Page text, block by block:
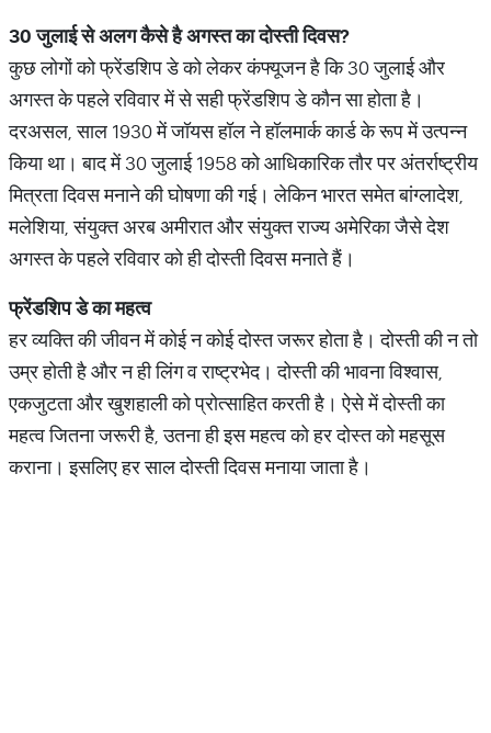
30जुलाई से अलग कैसे है अगस्त का दोस्ती दिवस?
कुछ लोगों को फ्रेंडशिप डे को लेकर कंफ्यूजन है कि 30 जुलाई और
अगस्त के पहले रविवार में से सही फ्रेंडशिप डे कौन सा होता है।
दरअसल, साल 1930 में जॉयस हॉल ने हॉलमार्क कार्ड के रूप में उत्पन्न
किया था। बाद में 30 जुलाई 1958 को आधिकारिक तौर पर अंतर्राष्ट्रीय
मित्रता दिवस मनाने की घोषणा की गई। लेकिन भारत समेत बांग्लादेश,
मलेशिया, संयुक्त अरब अमीरात और संयुक्त राज्य अमेरिका जैसे देश
अगस्त के पहले रविवार को ही दोस्ती दिवस मनाते हैं।
फ्रेंडशिप डे का महत्व
हर व्यक्ति की जीवन में कोई न कोई दोस्त जरूर होता है। दोस्ती की न तो
उम्र होती है और न ही लिंग व राष्ट्रभेद। दोस्ती की भावना विश्वास,
एकजुटता और खुशहाली को प्रोत्साहित करती है। ऐसे में दोस्ती का
महत्व जितना जरूरी है, उतना ही इस महत्व को हर दोस्त को महसूस
कराना। इसलिए हर साल दोस्ती दिवस मनाया जाता है।